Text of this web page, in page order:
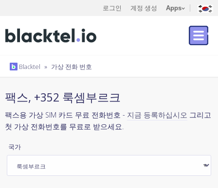
로그인 계정 생성 Apps
Blacktel » 가상 전화 번호
팩스, +352 룩셈부르크
팩스용 가상 SIM 카드 무료 전화번호 - 지금 등록하십시오 그리고
첫 가상 전화번호를 무료로 받으세요.
국가